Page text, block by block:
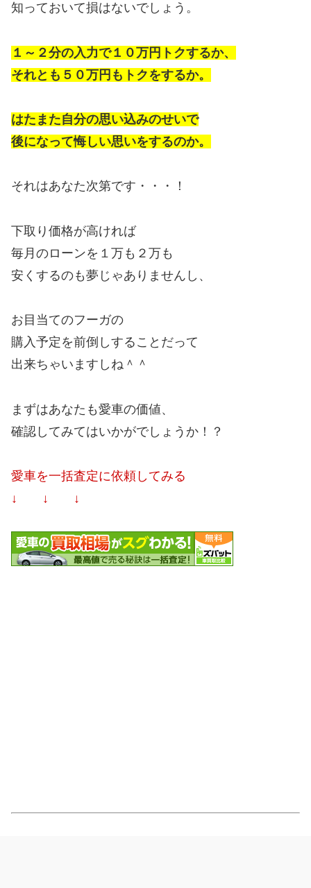
知っておいて損はないでしょう。
１～２分の入力で１０万円トクするか、
それとも５０万円もトクをするか。
はたまた自分の思い込みのせいで
後になって悔しい思いをするのか。
それはあなた次第です・・・！
下取り価格が高ければ
毎月のローンを１万も２万も
安くするのも夢じゃありませんし、
お目当てのフーガの
購入予定を前倒しすることだって
出来ちゃいますしね＾＾
まずはあなたも愛車の価値、
確認してみてはいかがでしょうか！？
愛車を一括査定に依頼してみる
↓ ↓ ↓